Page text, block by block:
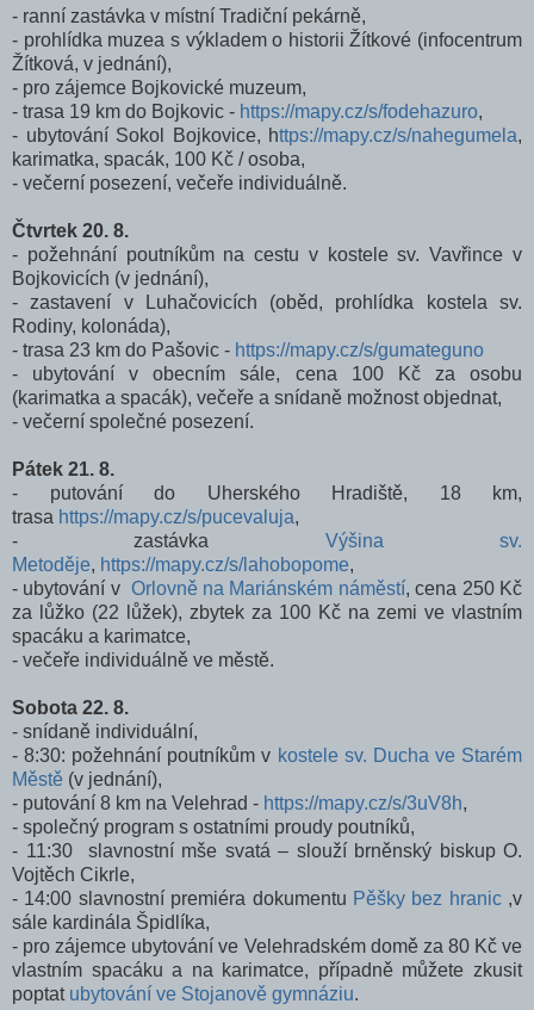
- ranní zastávka v místní Tradiční pekárně,
- prohlídka muzea s výkladem o historii Žítkové (infocentrum
Žítková, v jednání),
- pro zájemce Bojkovické muzeum,
- trasa 19 km do Bojkovic - https://mapy.cz/s/fodehazuro,
- ubytování Sokol Bojkovice, https://mapy.cz/s/nahegumela,
karimatka, spacák, 100 Kč / osoba,
- večerní posezení, večeře individuálně.
Čtvrtek 20. 8.
- požehnání poutníkům na cestu v kostele sv. Vavřince v
Bojkovicích (v jednání),
- zastavení v Luhačovicích (oběd, prohlídka kostela sv.
Rodiny, kolonáda),
- trasa 23 km do Pašovic - https://mapy.cz/s/gumateguno
- ubytování v obecním sále, cena 100 Kč za osobu
(karimatka a spacák), večeře a snídaně možnost objednat,
- večerní společné posezení.
Pátek 21. 8.
- putování do Uherského Hradiště, 18 km,
trasa https://mapy.cz/s/pucevaluja,
- zastávka Výšina sv.
Metoděje, https://mapy.cz/s/lahobopome,
- ubytování v Orlovně na Mariánském náměstí, cena 250 Kč
za lůžko (22 lůžek), zbytek za 100 Kč na zemi ve vlastním
spacáku a karimatce,
- večeře individuálně ve městě.
Sobota 22. 8.
- snídaně individuální,
- 8:30: požehnání poutníkům v kostele sv. Ducha ve Starém
Městě (v jednání),
- putování 8 km na Velehrad - https://mapy.cz/s/3uV8h,
- společný program s ostatními proudy poutníků,
- 11:30 slavnostní mše svatá – slouží brněnský biskup O.
Vojtěch Cikrle,
- 14:00 slavnostní premiéra dokumentu Pěšky bez hranic,v
sále kardinála Špidlíka,
- pro zájemce ubytování ve Velehradském domě za 80 Kč ve
vlastním spacáku a na karimatce, případně můžete zkusit
poptat ubytování ve Stojanově gymnáziu.